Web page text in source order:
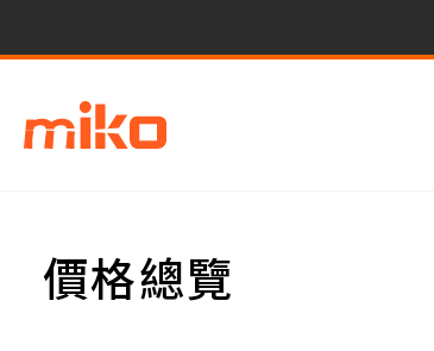
價格總覽